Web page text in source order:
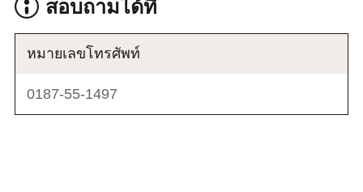
สอบถามได้ที่
หมายเลขโทรศัพท์
0187-55-1497